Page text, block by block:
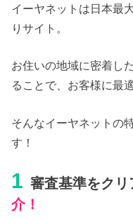
イーヤネットは日本最
りサイト。
お住いの地域に密着し
ることで、お客様に最
そんなイーヤネットの
す！
1 審査基準をクリ
介！